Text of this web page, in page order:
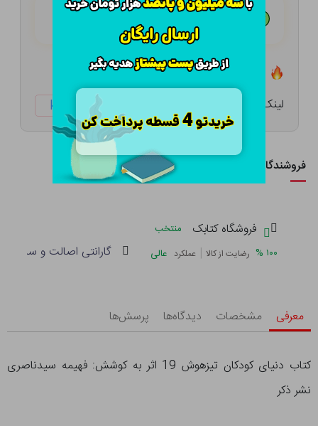
هـر قسط با تــرب‌پــی:۷,۸۳۸ تومان
لینک کوتاه: ketabtala.com/sbp-25568
فروشندگان این کالا
فروشگاه کتابک
منتخب
۱۰۰ % رضایت از کالا | عملکرد عالی گارانتی اصالت و سلامت
معرفی مشخصات دیدگاه‌ها پرسش‌ها
کتاب دنیای کودکان تیزهوش 19 اثر به کوشش: فهیمه سیدناصری
نشر ذکر